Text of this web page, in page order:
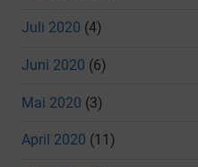
Juli 2020 (4)
Juni 2020 (6)
Mai 2020 (3)
April 2020 (11)